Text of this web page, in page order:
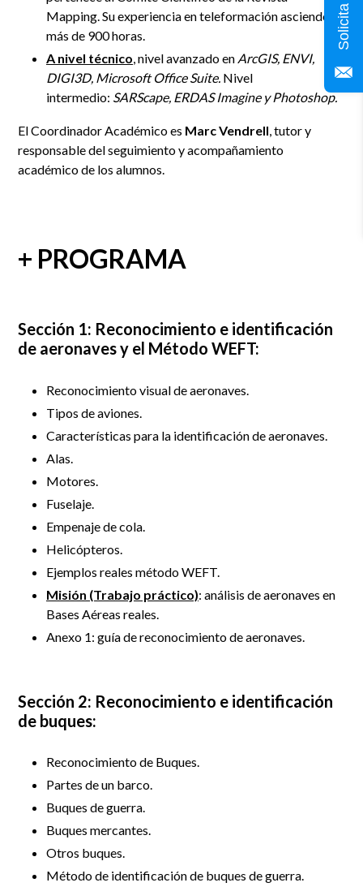
Mapping.Su experiencia en teleformación asciende a
más de 900 horas.
A nivel técnico,nivel avanzado en ArcGIS, ENVI,
DIGI3D, Microsoft Office Suite. Nivel
intermedio: SARScape, ERDAS Imagine y Photoshop.
ElCoordinador Académico es Marc Vendrell, tutor y
responsable del seguimiento y acompañamiento
académico de los alumnos.
+ PROGRAMA
Sección 1: Reconocimiento e identificación
de aeronaves y el Método WEFT:
Reconocimiento visual de aeronaves.
Tipos de aviones.
Características para la identificación de aeronaves.
Alas.
Motores.
Fuselaje.
Empenaje de cola.
Helicópteros.
Ejemplos reales método WEFT.
Misión (Trabajo práctico): análisis de aeronaves en
Bases Aéreas reales.
Anexo 1: guía de reconocimiento de aeronaves.
Sección 2: Reconocimiento e identificación
de buques:
Reconocimiento de Buques.
Partes de un barco.
Buques de guerra.
Buques mercantes.
Otros buques.
Método de identificación de buques de guerra.